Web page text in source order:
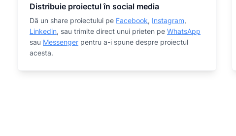
Distribuie proiectul în social media
Dă un share proiectului pe Facebook, Instagram,
Linkedin, sau trimite direct unui prieten pe WhatsApp
sau Messenger pentru a-i spune despre proiectul
acesta.